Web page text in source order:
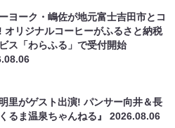
ヨーク・嶋佐が地元富士吉田市とコ
オリジナルコーヒーがふるさと納税
ス「わらふる」で受付開始
里がゲスト出演! パンサー向井＆長
るま温泉ちゃんねる』2026.08.06